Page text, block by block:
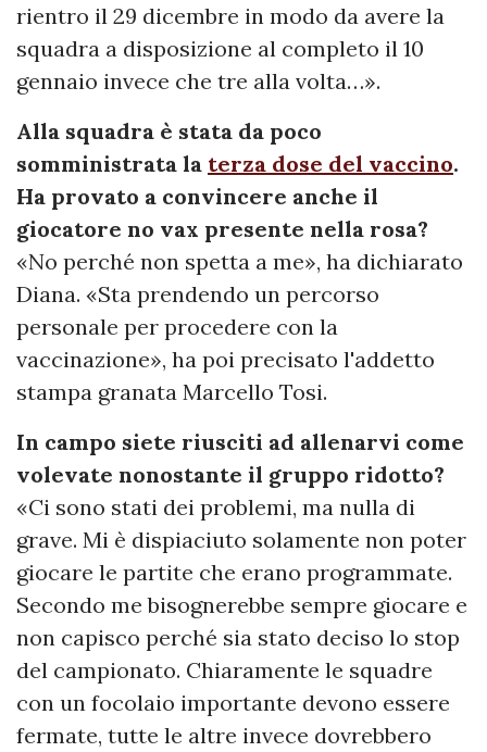
rientro il 29 dicembre in modo da avere la
squadra a disposizione al completo il 10
gennaio invece che tre alla volta…».
Alla squadra è stata da poco
somministrata la terza dose del vaccino.
Ha provato a convincere anche il
giocatore no vax presente nella rosa?
«No perché non spetta a me», ha dichiarato
Diana. «Sta prendendo un percorso
personale per procedere con la
vaccinazione», ha poi precisato l'addetto
stampa granata Marcello Tosi.
In campo siete riusciti ad allenarvi come
volevate nonostante il gruppo ridotto?
«Ci sono stati dei problemi, ma nulla di
grave. Mi è dispiaciuto solamente non poter
giocare le partite che erano programmate.
Secondo me bisognerebbe sempre giocare e
non capisco perché sia stato deciso lo stop
del campionato. Chiaramente le squadre
con un focolaio importante devono essere
fermate, tutte le altre invece dovrebbero